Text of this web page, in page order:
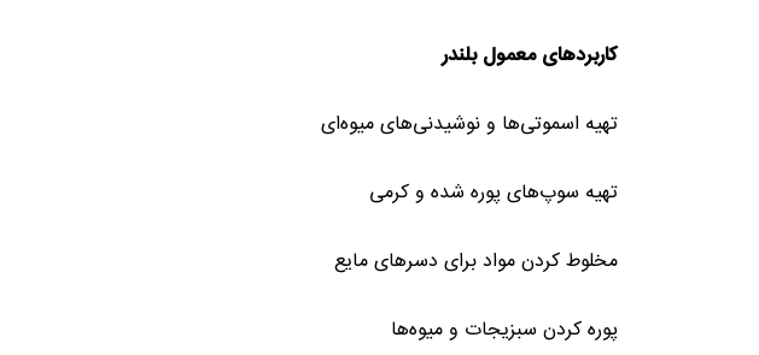
کاربردهای معمول بلندر
تهیه اسموتی‌ها و نوشیدنی‌های میوه‌ای
تهیه سوپ‌های پوره شده و کرمی
مخلوط کردن مواد برای دسرهای مایع
پوره کردن سبزیجات و میوه‌ها